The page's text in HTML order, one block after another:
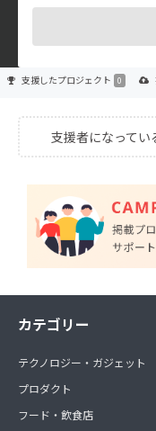
出身国：未設定
支援したプロジェクト 0
支援者になってい
カテゴリー
テクノロジー・ガジェット
プロダクト
フード・飲食店